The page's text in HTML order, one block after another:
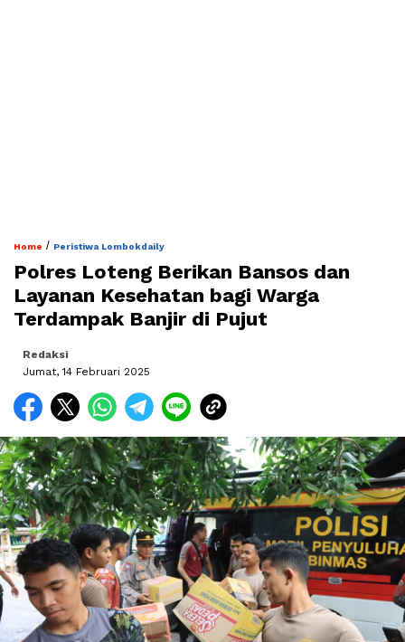
Home / Peristiwa Lombokdaily
Polres Loteng Berikan Bansos dan
Layanan Kesehatan bagi Warga
Terdampak Banjir di Pujut
Redaksi
Jumat, 14 Februari 2025